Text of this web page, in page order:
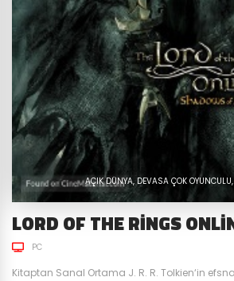
AÇIK DÜNYA DEVASA ÇOK OYUNCULU
LORD OF THE RINGS
PC
Kitaptan Sanal Ortama J. R. R. Tolkien‘in